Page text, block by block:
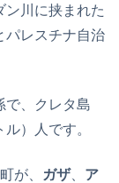
ン川に挟まれた
パレスチナ自治
で、クレタ島
）人です。
が、 ガザ、 ア